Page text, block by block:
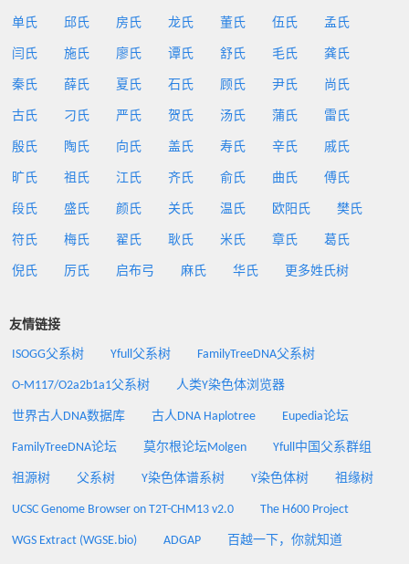
单氏 邱氏 房氏 龙氏 董氏 伍氏 孟氏
闫氏 施氏 廖氏 谭氏 舒氏 毛氏 龚氏
秦氏 薛氏 夏氏 石氏 顾氏 尹氏 尚氏
古氏 刁氏 严氏 贺氏 汤氏 蒲氏 雷氏
殷氏 陶氏 向氏 盖氏 寿氏 辛氏 戚氏
旷氏 祖氏 江氏 齐氏 俞氏 曲氏 傅氏
段氏 盛氏 颜氏 关氏 温氏 欧阳氏 樊氏
符氏 梅氏 翟氏 耿氏 米氏 章氏 葛氏
倪氏 厉氏 启布弓 麻氏 华氏 更多姓氏树
友情链接
ISOGG父系树 Yfull父系树 FamilyTreeDNA父系树
O-M117/O2a2b1a1父系树 人类Y染色体浏览器
世界古人DNA数据库 古人DNA Haplotree Eupedia论坛
FamilyTreeDNA论坛 莫尔根论坛Molgen Yfull中国父系群组
祖源树 父系树 Y染色体谱系树 Y染色体树 祖缘树
UCSC Genome Browser on T2T-CHM13 v2.0 The H600 Project
WGS Extract (WGSE.bio) ADGAP 百越一下，你就知道